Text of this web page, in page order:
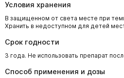
Условия хранения
В защищенном от света месте при
Хранить в недоступном для детей
Срок годности
3 года. Не использовать препарат
Способ применения и дозы